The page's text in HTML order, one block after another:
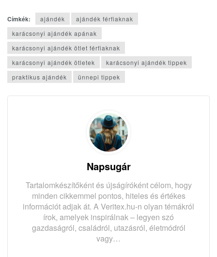
Címkék: ajándék
ajándék férfiaknak
karácsonyi ajándék apának
karácsonyi ajándék ötlet férfiaknak
karácsonyi ajándék ötletek
karácsonyi ajándék tippek
praktikus ajándék
ünnepi tippek
Napsugár
Tartalomkészítőként és újságíróként célom, hogy
minden cikkemmel pontos, hiteles és értékes
információt adjak át. A Veritex.hu-n olyan témákról
írok, amelyek inspirálnak – legyen szó
gazdaságról, családról, utazásról, életmódról
vagy…